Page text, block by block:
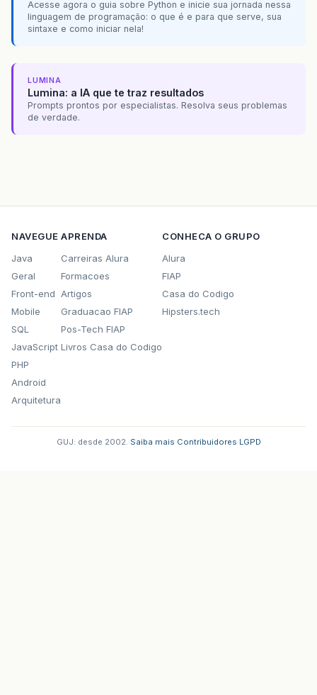
Acesse agora o guia sobre Python e inicie sua jornada nessa
linguagem de programação: o que é e para que serve, sua
sintaxe e como iniciar nela!
LUMINA
Lumina: a IA que te traz resultados
Prompts prontos por especialistas. Resolva seus problemas
de verdade.
NAVEGUE
Java
Geral
Front-end
Mobile
SQL
JavaScript
PHP
Android
Arquitetura
APRENDA
Carreiras Alura
Formacoes
Artigos
Graduacao FIAP
Pos-Tech FIAP
Livros Casa do Codigo
CONHECA O GRUPO
Alura
FIAP
Casa do Codigo
Hipsters.tech
GUJ: desde 2002. Saiba mais Contribuidores LGPD